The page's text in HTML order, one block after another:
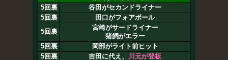
5回裏
谷田がセカンドライナー
5回裏
田口がフォアボール
5回裏
宮崎がサードライナー
猪飼がエラー
5回裏
岡部がライト前ヒット
5回裏
吉田に代え、 川元が登板